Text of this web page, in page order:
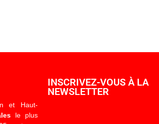
et Haut-
le plus
INSCRIVEZ-VOUS À LA
NEWSLETTER